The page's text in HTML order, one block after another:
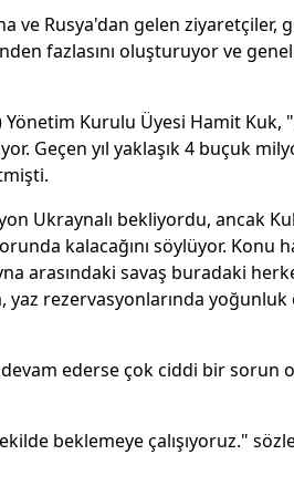
ve Rusya'dan gelen ziyaretçiler,
fazlasını oluşturuyor ve
Kurulu Üyesi Hamit Kuk,
Geçen yıl yaklaşık 4 buçuk
Ukraynalı bekliyordu, ancak
kalacağını söylüyor. Konu
arasındaki savaş buradaki
yaz rezervasyonlarında
devam ederse çok ciddi bir sorun
beklemeye çalışıyoruz."